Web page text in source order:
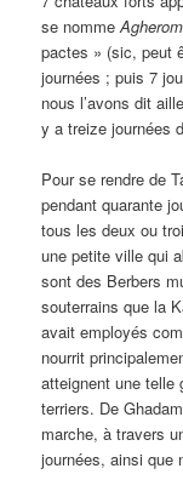
se nomme
pactes » (sic, peut
journées ; puis 7
nous l’avons dit
y a treize journées
Pour se rendre de
pendant quarante
tous les deux ou
une petite ville qui
sont des Berbers
souterrains que la
avait employés
nourrit
atteignent une telle
terriers. De
marche, à travers
journées, ainsi que